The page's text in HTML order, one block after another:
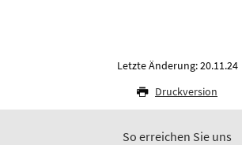
Letzte Änderung: 20.11.24
Druckversion
So erreichen Sie uns